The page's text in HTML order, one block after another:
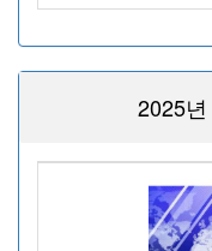
2025